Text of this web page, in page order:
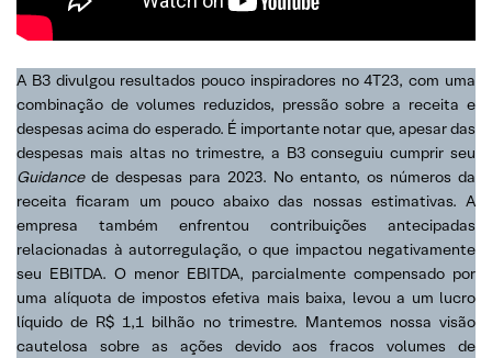
A B3 divulgou resultados pouco inspiradores no 4T23, com uma
combinação de volumes reduzidos, pressão sobre a receita e
despesas acima do esperado. É importante notar que, apesar das
despesas mais altas no trimestre, a B3 conseguiu cumprir seu
Guidancede despesas para 2023. No entanto, os números da
receita ficaram um pouco abaixo das nossas estimativas. A
empresa também enfrentou contribuições antecipadas
relacionadas à autorregulação, o que impactou negativamente
seu EBITDA. O menor EBITDA, parcialmente compensado por
uma alíquota de impostos efetiva mais baixa, levou a um lucro
líquido de R$ 1,1 bilhão no trimestre. Mantemos nossa visão
cautelosa sobre as ações devido aos fracos volumes de